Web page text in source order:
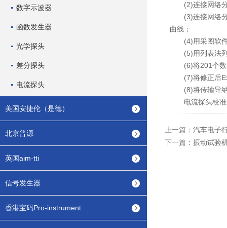
数字示波器
函数发生器
光学探头
差分探头
电流探头
美国安捷伦（是德）
北京普源
英国aim-tti
信号发生器
香港宝码Pro-instrument
(2)连接网络分
(3)连接网络分
曲线；
(4)用采图软件
(5)用列表法列
(6)将201个数
(7)将修正后
(8)将传输导纳
电流探头校准
上一篇： 汽车电子
下一篇： 振动试验